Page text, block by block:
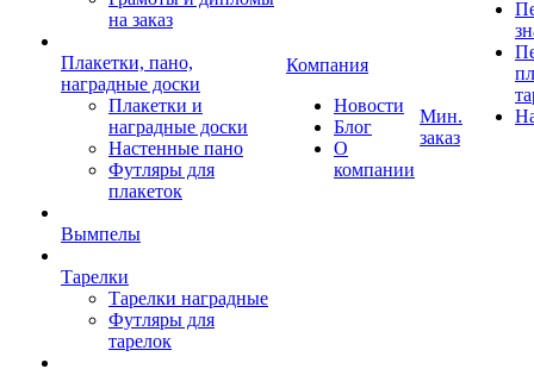
на заказ
Плакетки, пано,
наградные доски
Плакетки и
наградные доски
Настенные пано
Футляры для
плакеток
Вымпелы
Тарелки
Тарелки наградные
Футляры для
тарелок
Компания
Новости
Блог
О
компании
Мин.
заказ